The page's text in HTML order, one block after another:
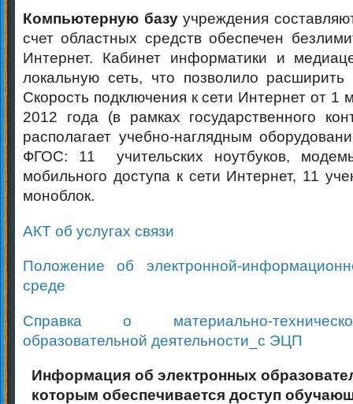
Компьютерную базуучреждения
счет областных средств обеспечен
Интернет. Кабинет информатики и
локальную сеть, что позволило расширить
Скорость подключения к сети Интернет от 1
2012 года (в рамках государственного
располагает учебно-наглядным
ФГОС: 11 учительских ноутбуков,
мобильного доступа к сети Интернет, 11
моноблок.
АКТ об услугах связи
Положение об электронной-
среде
Справка о материально-
образовательной деятельности_с ЭЦП
Информация об электронных
которым обеспечивается доступ